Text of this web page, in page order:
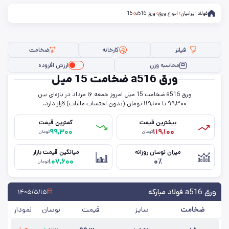
فولاد ایرانیان انواع ورق ورق a516 15
فیلتر ها
ضخامت
کارخانه
فیلتر کارخانه
ضخامت
محاسبه وزن
ارزش افزوده
ورق a516 ضخامت 15 میل
ورق a516 ضخامت 15 میل امروز جمعه ۱۶ مرداد در بازه‌ای بین
۹۹,۳۰۰ تا ۱۱۹,۱۰۰ تومان (بدون احتساب مالیات) قرار دارد.
بیشترین قیمت
۱۱۹,۱۰۰تومان
کمترین قیمت
۹۹,۳۰۰تومان
میزان نوسان روزانه
۰٪
میانگین قیمت بازار
۱۰۷,۶۰۰تومان
ورق a516 فولاد مبارکه ۱۴۰۵/۵/۱۵
ضخامت سایز قیمت نوسان نمودار